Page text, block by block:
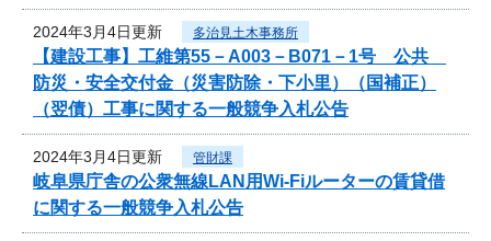
2024年3月4日更新 多治見土木事務所
【建設工事】工維第55－A003－B071－1号 公共
防災・安全交付金（災害防除・下小里）（国補正）
（翌債）工事に関する一般競争入札公告
2024年3月4日更新 管財課
岐阜県庁舎の公衆無線LAN用Wi-Fiルーターの賃貸借
に関する一般競争入札公告